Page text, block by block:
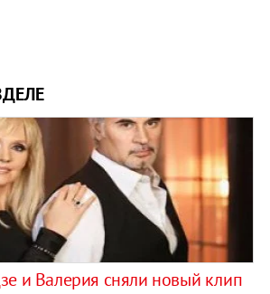
и Валерия сняли новый клип